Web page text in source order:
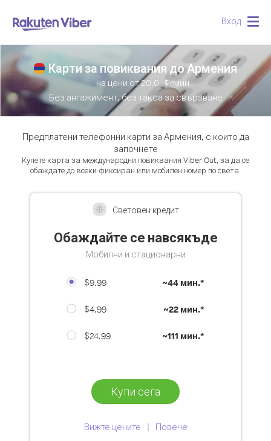
Вход
Карти за повиквания до Армения
на цени от20.0 ¢/мин
Без ангажимент, без такса за свързване
Предплатени телефонни карти за Армения, с които да
започнете
Купете карта за международни повиквания Viber Out, за да се
обаждате до всеки фиксиран или мобилен номер по света.
Световен кредит
Обаждайте се навсякъде
Мобилни и стационарни
$9.99 ~44 мин.*
$4.99 ~22 мин.*
$24.99 ~111 мин.*
Купи сега
Вижте цените Повече